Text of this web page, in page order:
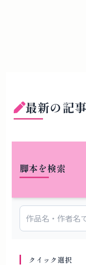
脚本を検索
クイック選択
最新の記事
KYOTO
ぜ『作品の
場所』で
KYOTO
がかりに、国際舞
関西に根を張ろう